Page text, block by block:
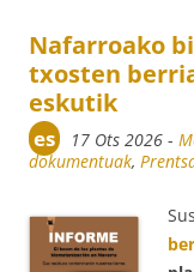
Nafarroako
txosten
eskutik
es 17 Ots 2026 -
dokumentuak,